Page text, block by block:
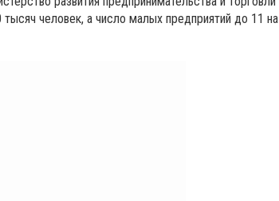
человек, а число малых предприятий до 11 на